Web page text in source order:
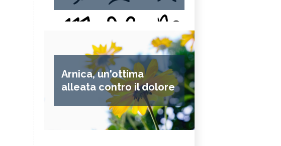
Arnica, un'ottima
alleata contro il dolore